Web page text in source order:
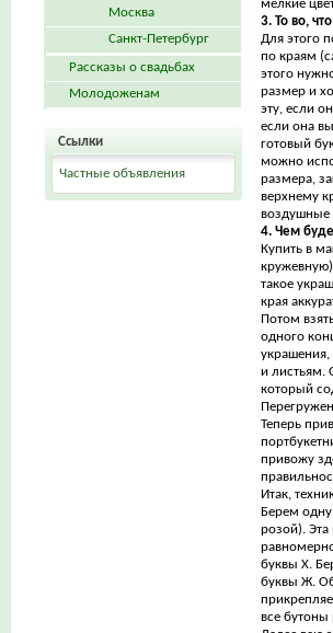
мелкие
3. То во,
Для этого
по краям
этого
размер и
эту, если
если она
готовый
можно
размера,
верхнему
воздушные
4. Чем
Купить в
такое
края
Потом
одного
украшения,
и листьям.
который
Теперь
привожу
Итак,
Берем одну
розой).
буквы Х.
буквы Ж.
все бутоны
Москва
Санкт-Петербург
Рассказы о свадьбах
Молодоженам
Ссылки
Частные объявления